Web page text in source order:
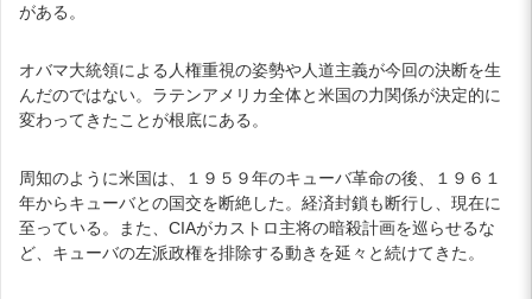
がある。
オバマ大統領による人権重視の姿勢や人道主義が今回の決断を生
んだのではない。ラテンアメリカ全体と米国の力関係が決定的に
変わってきたことが根底にある。
周知のように米国は、１９５９年のキューバ革命の後、１９６１
年からキューバとの国交を断絶した。経済封鎖も断行し、現在に
至っている。また、CIAがカストロ主将の暗殺計画を巡らせるな
ど、キューバの左派政権を排除する動きを延々と続けてきた。